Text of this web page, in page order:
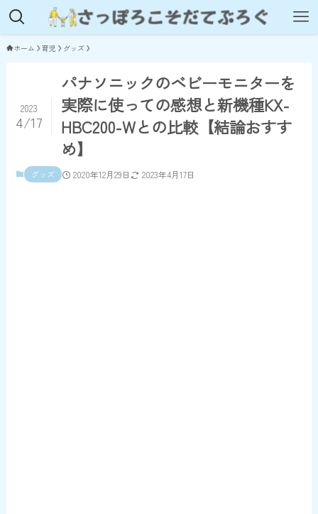
ホーム 育児 グッズ
パナソニックのベビーモニターを
実際に使っての感想と新機種KX-
HBC200-Wとの比較【結論おすす
め】
2023
4/17
グッズ 2020年12月29日 2023年4月17日